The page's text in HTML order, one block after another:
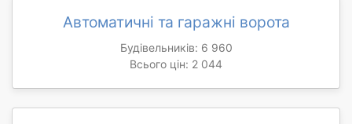
Автоматичні та гаражні ворота
Будівельників: 6 960
Всього цін: 2 044